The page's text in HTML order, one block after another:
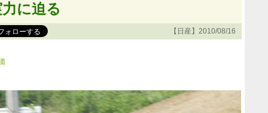
に迫る
【日産】2010/08/16